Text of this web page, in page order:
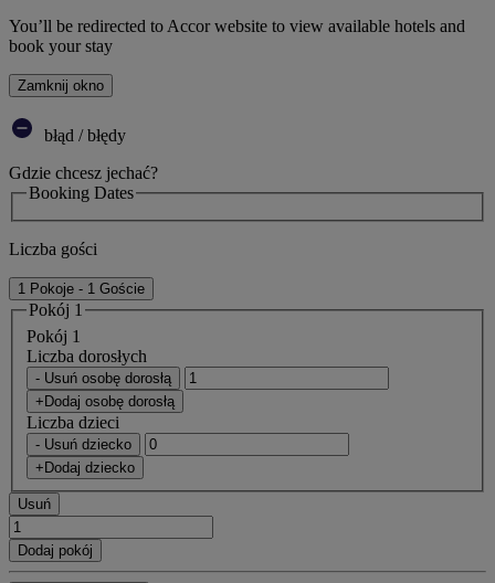
You’ll be redirected to Accor website to view available hotels and
book your stay
Zamknij okno
błąd / błędy
Gdzie chcesz jechać?
Booking Dates
Liczba gości
1 Pokoje - 1 Goście
Pokój 1
Pokój 1
Liczba dorosłych
- Usuń osobę dorosłą
+Dodaj osobę dorosłą
Liczba dzieci
- Usuń dziecko
+Dodaj dziecko
Usuń
Dodaj pokój